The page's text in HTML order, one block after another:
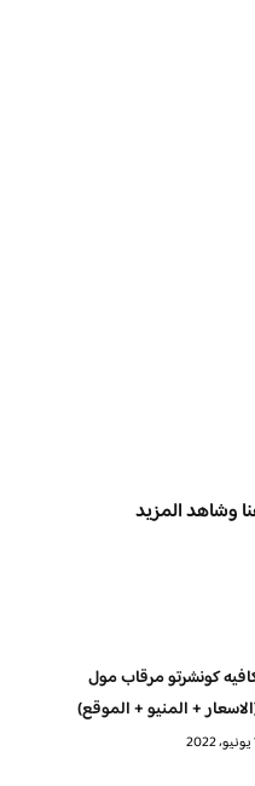
وشاهد المزيد
كونشرتو مرقاب مول
+ المنيو + الموقع)